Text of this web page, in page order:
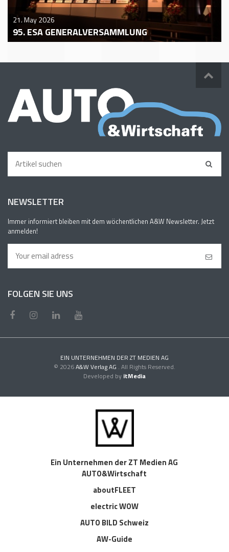
21. May 2026
95. ESA GENERALVERSAMMLUNG
NEWSLETTER
Immer informiert bleiben mit dem wöchentlichen A&W Newsletter. Jetzt
anmelden!
FOLGEN SIE UNS
EIN UNTERNEHMEN DER ZT MEDIEN AG
© 2026A&W Verlag AG . All Rights Reserved.
Developed by itMedia
Ein Unternehmen der ZT Medien AG
AUTO&Wirtschaft
aboutFLEET
electric WOW
AUTO BILD Schweiz
AW-Guide